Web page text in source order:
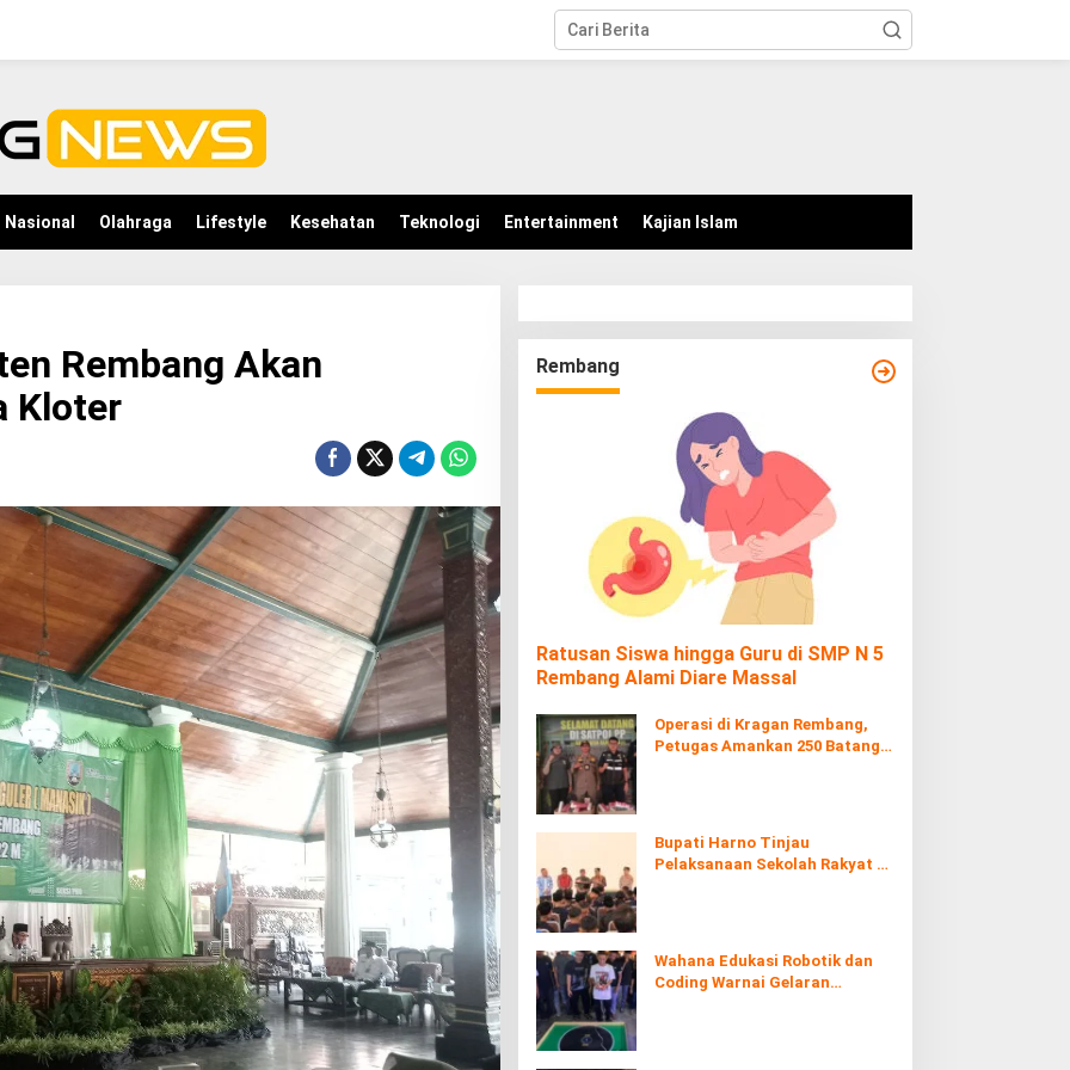
Nasional Olahraga Lifestyle Kesehatan Teknologi Entertainment Kajian Islam
Rembang Akan
Kloter
Rembang
Ratusan Siswa hingga Guru di SMP N 5
Rembang Alami Diare Massal
Operasi di Kragan Rembang,
Petugas Amankan 250 Batang
Bupati Harno Tinjau
Pelaksanaan Sekolah Rakyat di
Wahana Edukasi Robotik dan
Coding Warnai Gelaran